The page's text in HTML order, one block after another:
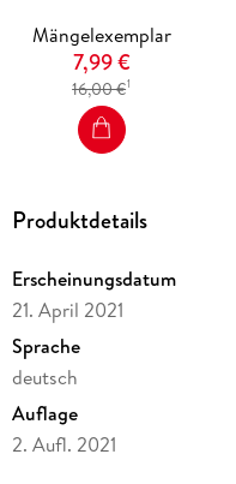
Mängelexemplar
7,99 €
16,00 €1
Produktdetails
Erscheinungsdatum
21. April 2021
Sprache
deutsch
Auflage
2. Aufl. 2021